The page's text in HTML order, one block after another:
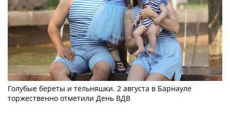
Голубые береты и тельняшки. 2 августа в Барнауле
торжественно отметили День ВДВ